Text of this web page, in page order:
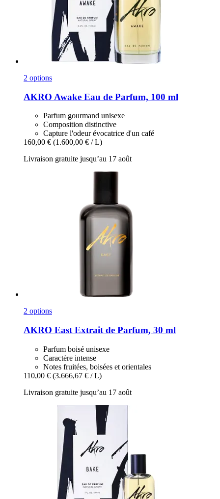
2 options
AKRO Awake Eau de Parfum, 100 ml
Parfum gourmand unisexe
Composition distinctive
Capture l'odeur évocatrice d'un café
160,00 € (1.600,00 € / L)
Livraison gratuite jusqu’au 17 août
2 options
AKRO East Extrait de Parfum, 30 ml
Parfum boisé unisexe
Caractère intense
Notes fruitées, boisées et orientales
110,00 € (3.666,67 € / L)
Livraison gratuite jusqu’au 17 août